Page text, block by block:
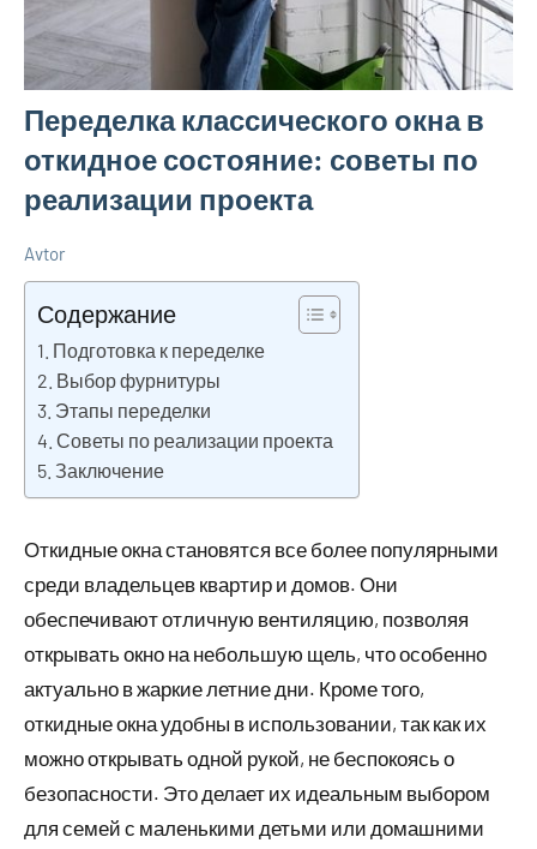
Переделка классического окна в
откидное состояние: советы по
реализации проекта
советы в
ремонте и
материалах
Avtor
Содержание
Подготовка к переделке
Выбор фурнитуры
Этапы переделки
Советы по реализации проекта
Заключение
Откидные окна становятся все более популярными
среди владельцев квартир и домов. Они
обеспечивают отличную вентиляцию, позволяя
открывать окно на небольшую щель, что особенно
актуально в жаркие летние дни. Кроме того,
откидные окна удобны в использовании, так как их
можно открывать одной рукой, не беспокоясь о
безопасности. Это делает их идеальным выбором
для семей с маленькими детьми или домашними